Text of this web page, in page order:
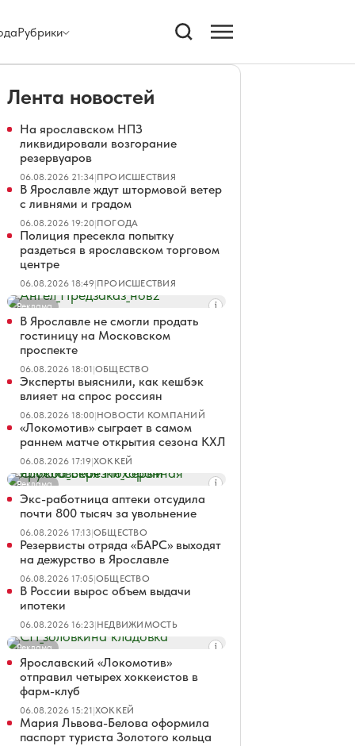
Рубрики
Лента новостей
На ярославском НПЗ
ликвидировали возгорание
резервуаров
06.08.2026 21:34|ПРОИСШЕСТВИЯ
В Ярославле ждут штормовой ветер
с ливнями и градом
06.08.2026 19:20|ПОГОДА
Полиция пресекла попытку
раздеться в ярославском торговом
центре
06.08.2026 18:49|ПРОИСШЕСТВИЯ
Реклама
В Ярославле не смогли продать
гостиницу на Московском
проспекте
06.08.2026 18:01|ОБЩЕСТВО
Эксперты выяснили, как кешбэк
влияет на спрос россиян
06.08.2026 18:00|НОВОСТИ КОМПАНИЙ
«Локомотив» сыграет в самом
раннем матче открытия сезона КХЛ
06.08.2026 17:19|ХОККЕЙ
Реклама
Экс-работница аптеки отсудила
почти 800 тысяч за увольнение
06.08.2026 17:13|ОБЩЕСТВО
Резервисты отряда «БАРС» выходят
на дежурство в Ярославле
06.08.2026 17:05|ОБЩЕСТВО
В России вырос объем выдачи
ипотеки
06.08.2026 16:23|НЕДВИЖИМОСТЬ
Реклама
Ярославский «Локомотив»
отправил четырех хоккеистов в
фарм-клуб
06.08.2026 15:21|ХОККЕЙ
Мария Львова-Белова оформила
паспорт туриста Золотого кольца